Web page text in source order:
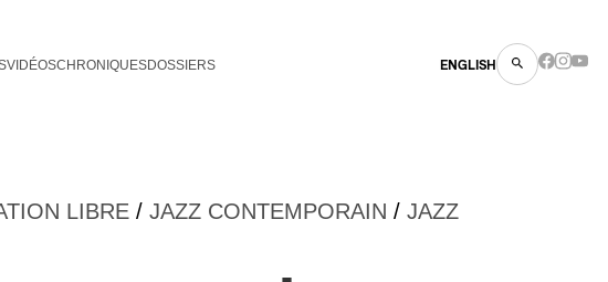
VIDÉOSCHRONIQUESDOSSIERS ENGLISH
LIBRE / JAZZ CONTEMPORAIN / JAZZ